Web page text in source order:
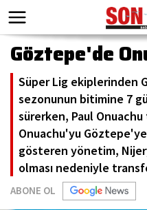
Göztepe'de
Süper Lig ekiplerinden
sezonunun bitimine 7
sürerken, Paul
Onuachu'yu
gösteren yönetim,
olması nedeniyle
ABONE OL